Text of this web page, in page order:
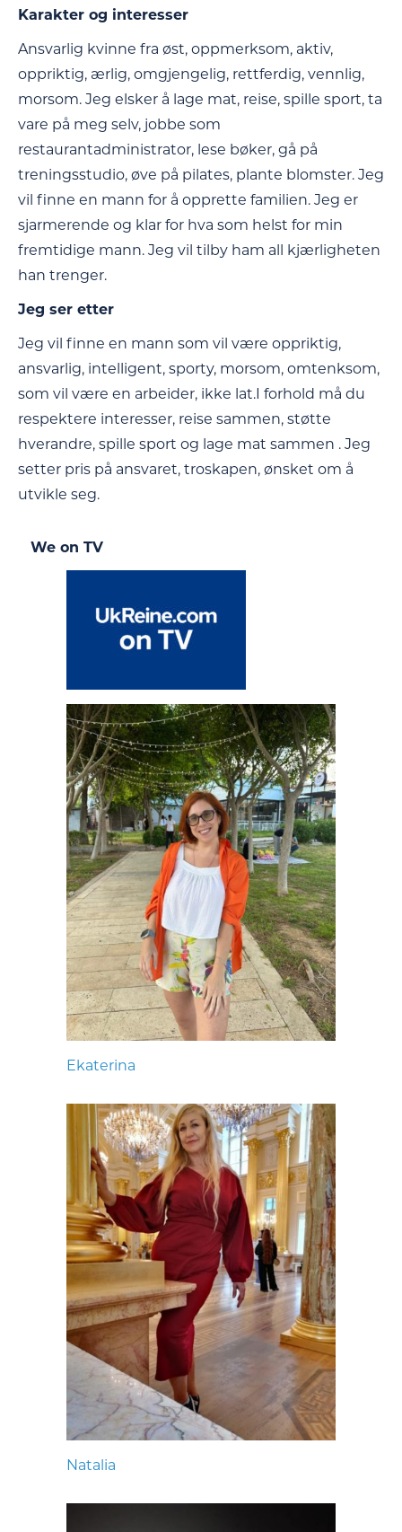
Karakter og interesser
Ansvarlig kvinne fra øst, oppmerksom, aktiv,
oppriktig, ærlig, omgjengelig, rettferdig, vennlig,
morsom. Jeg elsker å lage mat, reise, spille sport, ta
vare på meg selv, jobbe som
restaurantadministrator, lese bøker, gå på
treningsstudio, øve på pilates, plante blomster. Jeg
vil finne en mann for å opprette familien. Jeg er
sjarmerende og klar for hva som helst for min
fremtidige mann. Jeg vil tilby ham all kjærligheten
han trenger.
Jeg ser etter
Jeg vil finne en mann som vil være oppriktig,
ansvarlig, intelligent, sporty, morsom, omtenksom,
som vil være en arbeider, ikke lat.I forhold må du
respektere interesser, reise sammen, støtte
hverandre, spille sport og lage mat sammen . Jeg
setter pris på ansvaret, troskapen, ønsket om å
utvikle seg.
We on TV
Ekaterina
Natalia